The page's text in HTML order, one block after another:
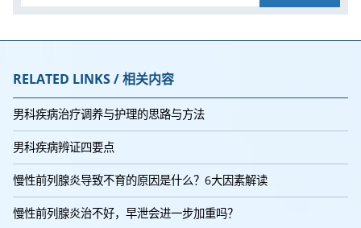
RELATED LINKS / 相关内容
男科疾病治疗调养与护理的思路与方法
男科疾病辨证四要点
慢性前列腺炎导致不育的原因是什么？6大因素解读
慢性前列腺炎治不好，早泄会进一步加重吗？